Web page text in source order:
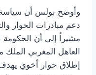
وأوضح بولس أن سياسة
دعم مبادرات الحوار
مشيراً إلى أن الحكومة
العاهل المغربي
إطلاق حوار أخوي يهدف